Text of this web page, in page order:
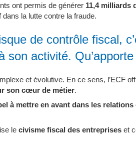
ont permis de générer 11,4 milliards
dans la lutte contre la fraude.
de contrôle fiscal,
son activité.
et évolutive. En ce sens, l’ECF
son cœur de métier.
à mettre en avant dans les
le civisme fiscal des entreprises et